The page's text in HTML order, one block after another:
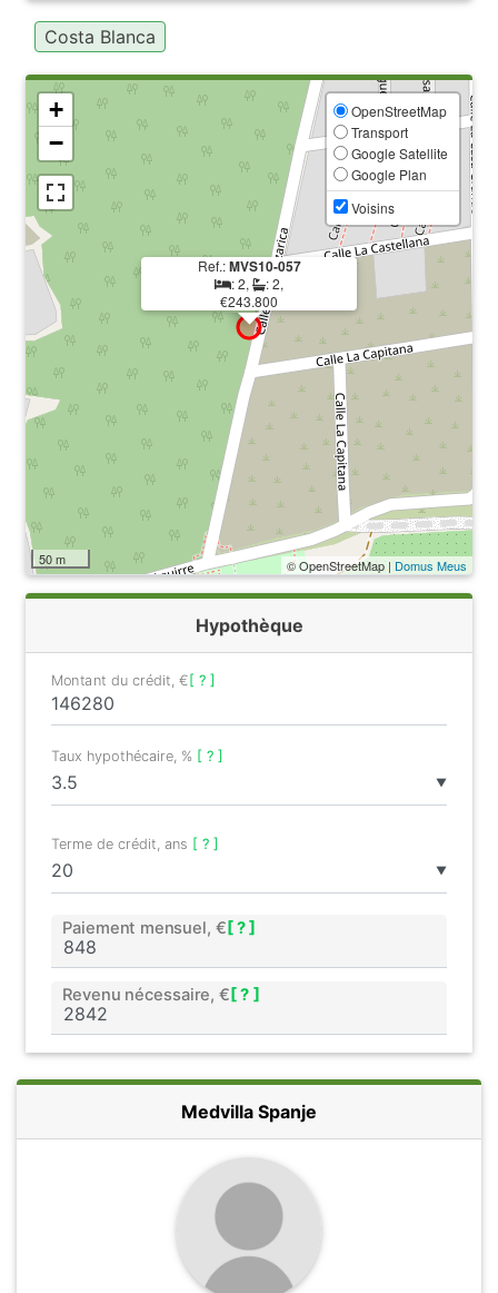
Costa Blanca
Ref.:MVS10-057
: 2,
: 2,
€243.800
+
−
OpenStreetMap
Transport
Google Satellite
Google Plan
Voisins
50 m © OpenStreetMap | Domus Meus
Hypothèque
Montant du crédit, €[ ? ]
▼
Taux hypothécaire, % [ ? ]
▼
Terme de crédit, ans [ ? ]
Paiement mensuel, € [ ? ]
Revenu nécessaire, € [ ? ]
Medvilla Spanje